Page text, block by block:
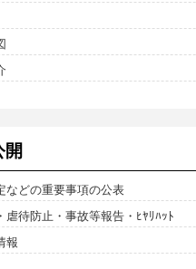
開
などの重要事項の公表
虐待防止・事故等報告・ﾋﾔﾘﾊｯﾄ
報